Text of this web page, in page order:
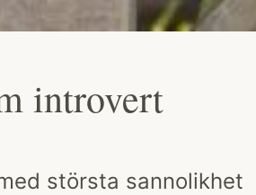
introvert
största sannolikhet